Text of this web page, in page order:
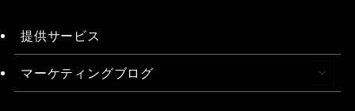
提供サービス
マーケティングブログ